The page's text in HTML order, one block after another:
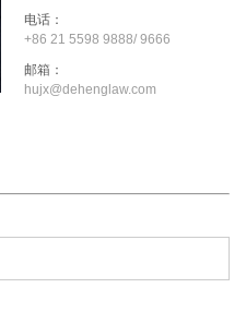
电话：
+86 21 5598 9888/ 9666
邮箱：
hujx@dehenglaw.com